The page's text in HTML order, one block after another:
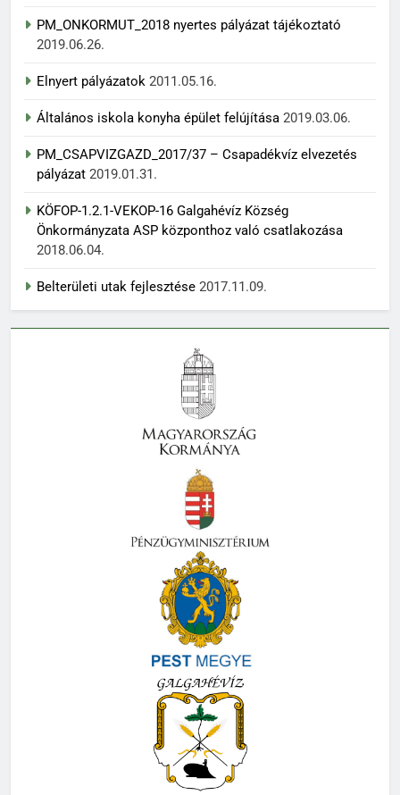
PM_ONKORMUT_2018 nyertes pályázat tájékoztató
2019.06.26.
Elnyert pályázatok 2011.05.16.
Általános iskola konyha épület felújítása 2019.03.06.
PM_CSAPVIZGAZD_2017/37 – Csapadékvíz elvezetés
pályázat 2019.01.31.
KÖFOP-1.2.1-VEKOP-16 Galgahévíz Község
Önkormányzata ASP központhoz való csatlakozása
2018.06.04.
Belterületi utak fejlesztése 2017.11.09.